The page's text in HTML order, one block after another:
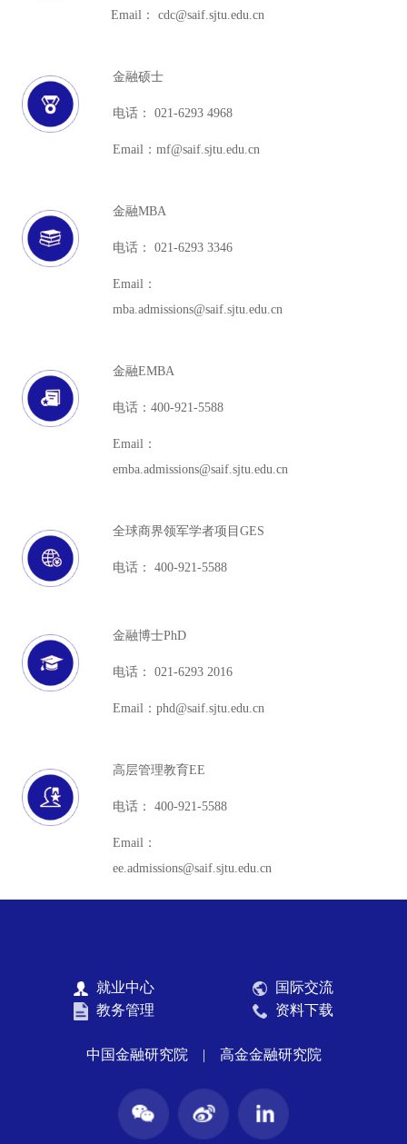
Email： cdc@saif.sjtu.edu.cn
金融硕士
电话： 021-6293 4968
Email：mf@saif.sjtu.edu.cn
金融MBA
电话： 021-6293 3346
Email：
mba.admissions@saif.sjtu.edu.cn
金融EMBA
电话：400-921-5588
Email：
emba.admissions@saif.sjtu.edu.cn
全球商界领军学者项目GES
电话： 400-921-5588
金融博士PhD
电话： 021-6293 2016
Email：phd@saif.sjtu.edu.cn
高层管理教育EE
电话： 400-921-5588
Email：
ee.admissions@saif.sjtu.edu.cn
就业中心
国际交流
教务管理
资料下载
中国金融研究院 | 高金金融研究院